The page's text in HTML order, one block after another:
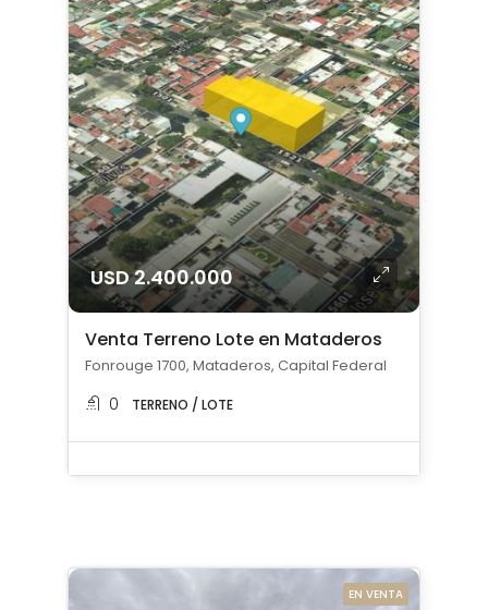
USD 2.400.000
Venta Terreno Lote en Mataderos
Fonrouge 1700, Mataderos, Capital Federal
0 TERRENO / LOTE
EN VENTA